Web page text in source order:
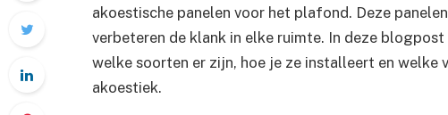
akoestische panelen voor het plafond. Deze
verbeteren de klank in elke ruimte. In deze
welke soorten er zijn, hoe je ze installeert en welke
akoestiek.